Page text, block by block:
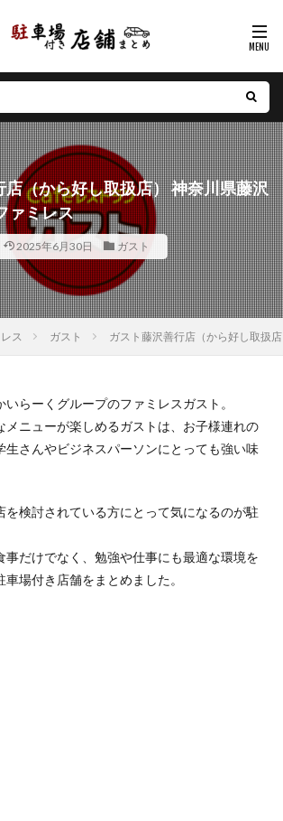
（から好し取扱店） 神奈川県藤沢
ァミレス
2025年6月30日 ガスト
ス ガスト ガスト藤沢善行店（から好し取扱
らーくグループのファミレスガスト。
メニューが楽しめるガストは、お子様連れの
生さんやビジネスパーソンにとっても強い味
を検討されている方にとって気になるのが駐
事だけでなく、勉強や仕事にも最適な環境を
車場付き店舗をまとめました。
青森県 岩手県 宮城県
秋田県
福島県 茨城県 栃木県
群馬県
千葉県 東京都 神奈川県
新潟県
長野県 富山県 石川県
福井県
静岡県 愛知県 三重県
滋賀県
大阪府 兵庫県 奈良県
和歌山県
島根県 岡山県 広島県
山口県
香川県 愛媛県 高知県
福岡県
長崎県 熊本県 大分県
宮崎県
検索